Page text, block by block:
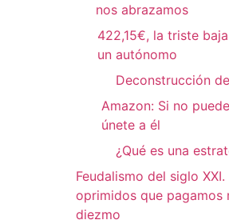
nos abrazamos
422,15€, la triste
un autónomo
Deconstrucción
Amazon: Si no
únete a él
¿Qué es una
Feudalismo del siglo
oprimidos que pagamos
diezmo